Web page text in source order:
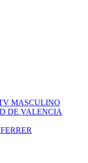
MASCULINO
DE VALENCIA